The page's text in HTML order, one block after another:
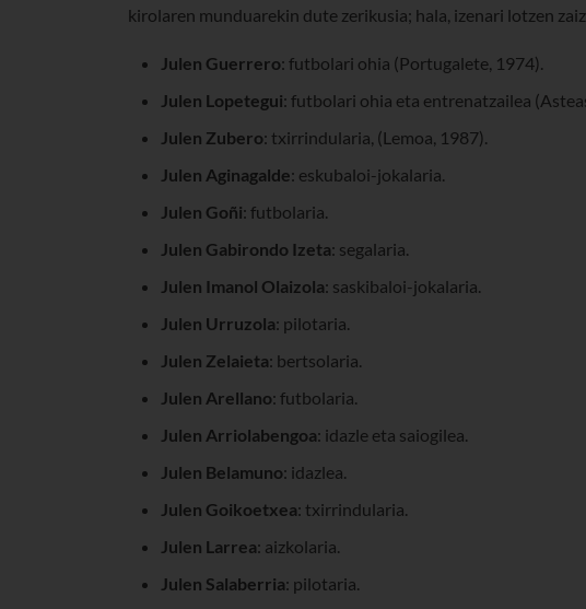
kirolaren munduarekin dute zerikusia; hala, izenari lotzen
Julen Guerrero: futbolari ohia (Portugalete, 1974).
Julen Lopetegui: futbolari ohia eta entrenatzailea
Julen Zubero: txirrindularia, (Lemoa, 1987).
Julen Aginagalde: eskubaloi-jokalaria.
Julen Goñi: futbolaria.
Julen Gabirondo Izeta: segalaria.
Julen Imanol Olaizola: saskibaloi-jokalaria.
Julen Urruzola: pilotaria.
Julen Zelaieta: bertsolaria.
Julen Arellano: futbolaria.
Julen Arriolabengoa: idazle eta saiogilea.
Julen Belamuno: idazlea.
Julen Goikoetxea: txirrindularia.
Julen Larrea: aizkolaria.
Julen Salaberria: pilotaria.